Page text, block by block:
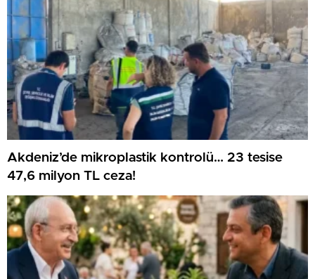
Akdeniz’de mikroplastik kontrolü… 23 tesise
47,6 milyon TL ceza!